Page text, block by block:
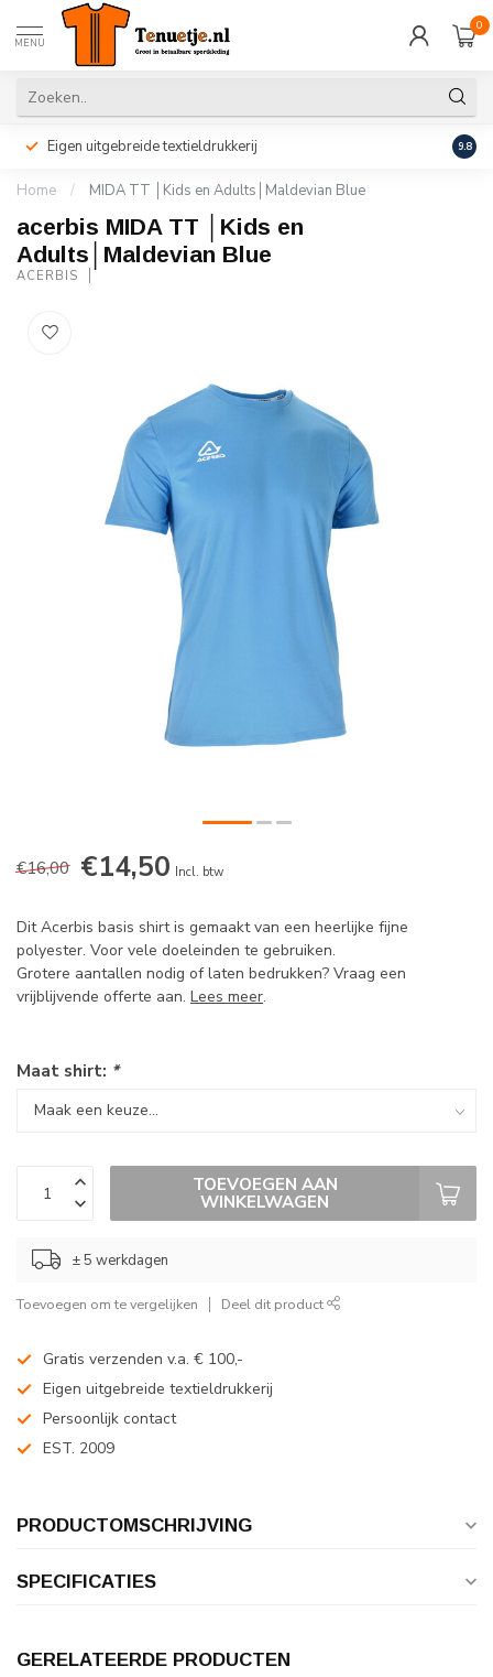
MENU
0
Eigen uitgebreide textieldrukkerij 9.8
Home / MIDA TT │Kids en Adults│Maldevian Blue
acerbis MIDA TT │Kids en
Adults│Maldevian Blue
ACERBIS
€16,00 €14,50 Incl. btw
Dit Acerbis basis shirt is gemaakt van een heerlijke fijne
polyester. Voor vele doeleinden te gebruiken.
Grotere aantallen nodig of laten bedrukken? Vraag een
vrijblijvende offerte aan. Lees meer.
Maat shirt: *
TOEVOEGEN AAN
WINKELWAGEN
± 5 werkdagen
Toevoegen om te vergelijken Deel dit product
Gratis verzenden v.a. € 100,-
Eigen uitgebreide textieldrukkerij
Persoonlijk contact
EST. 2009
PRODUCTOMSCHRIJVING
SPECIFICATIES
GERELATEERDE PRODUCTEN